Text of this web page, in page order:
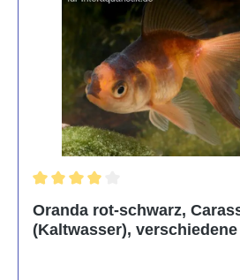
Oranda rot-schwarz,
(Kaltwasser),